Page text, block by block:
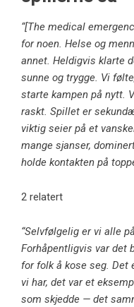
“[The medical
for noen. Helse og
annet. Heldigvis klarte
sunne og trygge. Vi
starte kampen på nytt.
raskt. Spillet er
viktig seier på et
mange sjanser,
holde kontakten på
2 relatert
“Selvfølgelig er vi alle
Forhåpentligvis var det
for folk å kose seg. Det
vi har, det var et
som skjedde — det